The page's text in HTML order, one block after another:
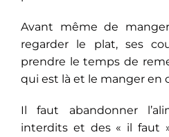
Avant même de
regarder le plat, ses
prendre le temps de
qui est là et le manger en
Il faut abandonner
interdits et des « il faut